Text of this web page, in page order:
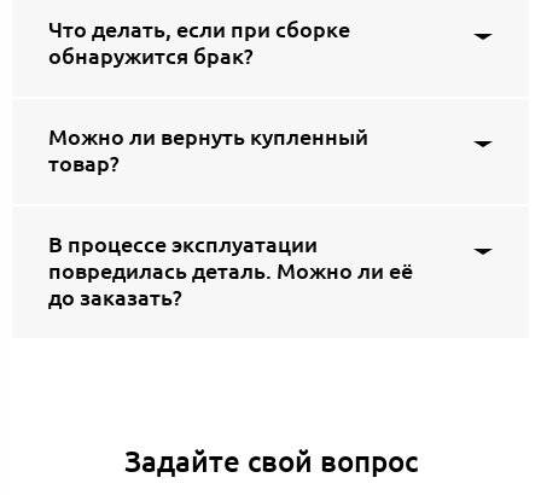
Что делать, если при сборке
обнаружится брак?
Можно ли вернуть купленный
товар?
В процессе эксплуатации
повредилась деталь. Можно ли её
до заказать?
Задайте свой вопрос